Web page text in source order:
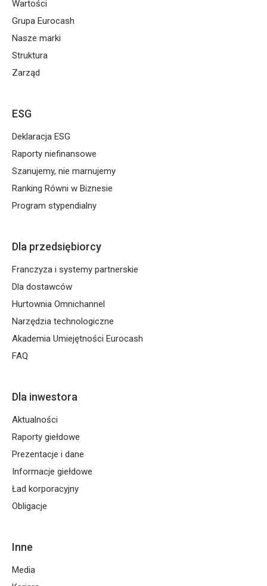
Wartości
Grupa Eurocash
Nasze marki
Struktura
Zarząd
ESG
Deklaracja ESG
Raporty niefinansowe
Szanujemy, nie marnujemy
Ranking Równi w Biznesie
Program stypendialny
Dla przedsiębiorcy
Franczyza i systemy partnerskie
Dla dostawców
Hurtownia Omnichannel
Narzędzia technologiczne
Akademia Umiejętności Eurocash
FAQ
Dla inwestora
Aktualności
Raporty giełdowe
Prezentacje i dane
Informacje giełdowe
Ład korporacyjny
Obligacje
Inne
Media